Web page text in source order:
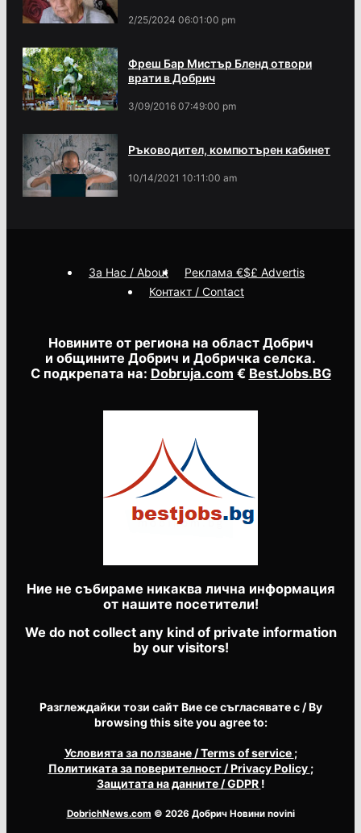
2/25/2024 06:01:00 pm
Фреш Бар Мистър Бленд отвори
врати в Добрич
3/09/2016 07:49:00 pm
Ръководител, компютърен кабинет
10/14/2021 10:11:00 am
Новините от региона на област Добрич
и общините Добрич и Добричка селска.
С подкрепата на: Dobruja.com € BestJobs.BG
Ние не събираме никаква лична информация
от нашите посетители!
We do not collect any kind of private information
by our visitors!
Разглеждайки този сайт Вие се съгласявате с / By
browsing this site you agree to:
Условията за ползване/ Terms of service ;
Политиката за поверителност/ Privacy Policy ;
Защитата на данните/ GDPR !
DobrichNews.com © 2026 Добрич Новини novini
За Нас / About
Реклама €$£ Advertis
Контакт / Contact